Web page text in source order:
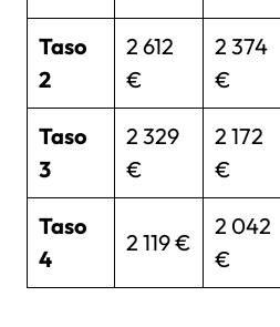
Taso
2
2 612
€
2 374
€
Taso
3
2 329
€
2 172
€
Taso
4
2 119 €
2 042
€